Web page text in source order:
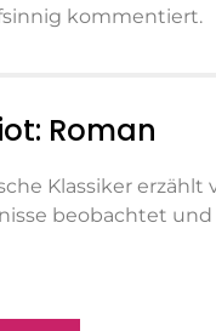
kommentiert.
Roman
Klassiker
beobachtet